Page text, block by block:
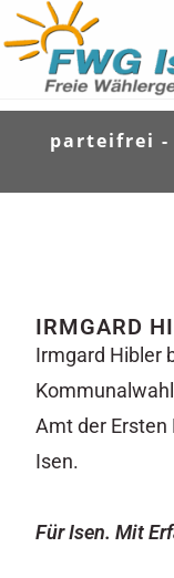
parteifrei -
IRMGARD
Irmgard Hibler
Amt der
Isen.
Für Isen. Mit